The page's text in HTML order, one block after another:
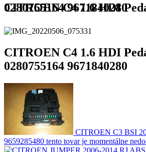
CITROEN C4 1.6 HDI Pedál plynu 0280755164 9671840280
CITROEN C4 1.6 HDI
0280755164 9671840280
CITROEN C3 BSI
9659285480 tento tovar je momentálne